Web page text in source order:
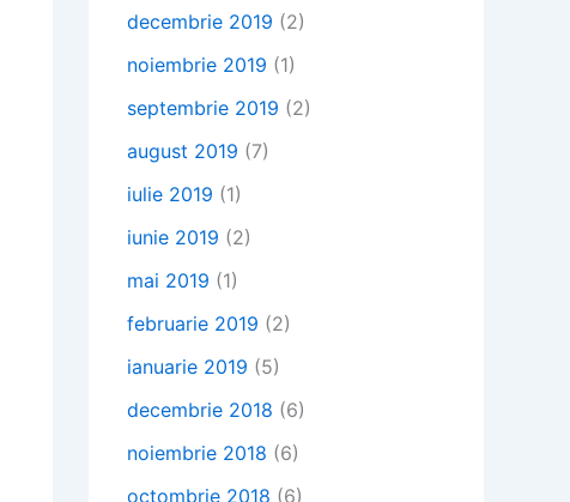
decembrie 2019 (2)
noiembrie 2019 (1)
septembrie 2019 (2)
august 2019 (7)
iulie 2019 (1)
iunie 2019 (2)
mai 2019 (1)
februarie 2019 (2)
ianuarie 2019 (5)
decembrie 2018 (6)
noiembrie 2018 (6)
octombrie 2018 (6)